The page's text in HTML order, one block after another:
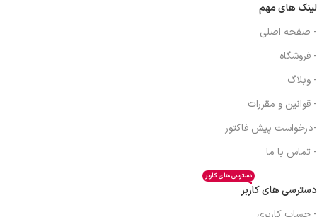
لینک های مهم
- صفحه اصلی
- فروشگاه
- وبلاگ
- قوانین و مقررات
-درخواست پیش فاکتور
- تماس با ما
دسترسی های کاربر
دسترسی های کاربر